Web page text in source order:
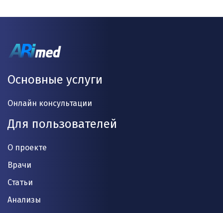
Основные услуги
Онлайн консультации
Для пользователей
О проекте
Врачи
Статьи
Анализы